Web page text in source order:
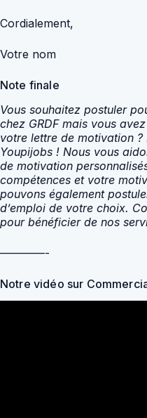
Cordialement,
Votre nom
Note finale
Vous souhaitez postuler
chez GRDF mais vous
votre lettre de motivation
Youpijobs ! Nous vous
de motivation
compétences et votre
pouvons également
d’emploi de votre choix.
pour bénéficier de nos
————-
Notre vidéo sur